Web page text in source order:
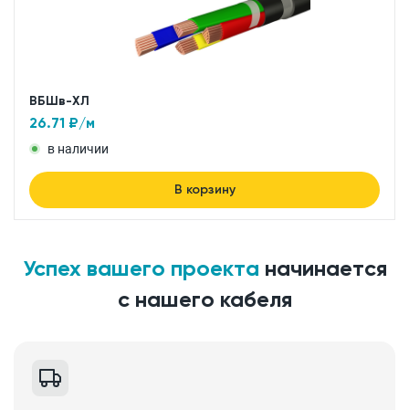
ВБШв-ХЛ
26.71 ₽/м
в наличии
В корзину
Успех вашего проекта начинается
с нашего кабеля